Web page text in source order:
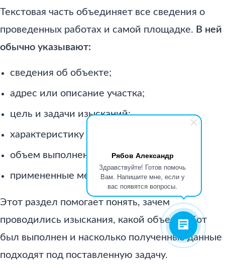
Рябов Александр
Здравствуйте! Готов помочь
Вам. Напишите мне, если у
вас появятся вопросы.
Текстовая часть объединяет все сведения о
проведенных работах и самой площадке. В ней
обычно указывают:
сведения об объекте;
адрес или описание участка;
цель и задачи изысканий;
характеристику площадки;
объем выполненных работ;
примененные методы исследования.
Этот раздел помогает понять, зачем
проводились изыскания, какой объем работ
был выполнен и насколько полученные данные
подходят под поставленную задачу.